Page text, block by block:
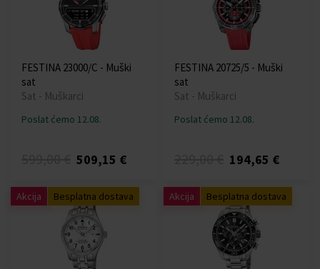
FESTINA 23000/C - Muški
sat
Sat - Muškarci
Poslat ćemo 12.08.
509,15 €
FESTINA 20725/5 - Muški
sat
Sat - Muškarci
Poslat ćemo 12.08.
194,65 €
Akcija Besplatna dostava Akcija Besplatna dostava